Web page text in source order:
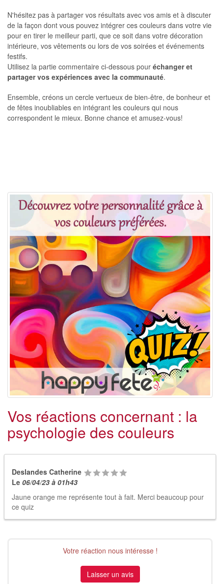
N'hésitez pas à partager vos résultats avec vos amis et à discuter
de la façon dont vous pouvez intégrer ces couleurs dans votre vie
pour en tirer le meilleur parti, que ce soit dans votre décoration
intérieure, vos vêtements ou lors de vos soirées et événements
festifs.
Utilisez la partie commentaire ci-dessous pour échanger et
partager vos expériences avec la communauté.
Ensemble, créons un cercle vertueux de bien-être, de bonheur et
de fêtes inoubliables en intégrant les couleurs qui nous
correspondent le mieux. Bonne chance et amusez-vous!
Vos réactions concernant : la
psychologie des couleurs
Deslandes Catherine
Le 06/04/23 à 01h43
Jaune orange me représente tout à fait. Merci beaucoup pour
ce quiz
Votre réaction nous intéresse !
Laisser un avis